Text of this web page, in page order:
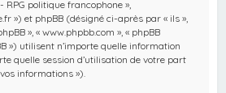
politique francophone »,
») et phpBB (désigné ci-après par « ils »,
», « www.phpbb.com », « phpBB
») utilisent n’importe quelle information
quelle session d’utilisation de votre part
informations »).